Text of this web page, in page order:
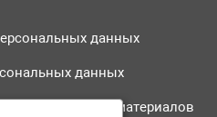
данных
данных
материалов